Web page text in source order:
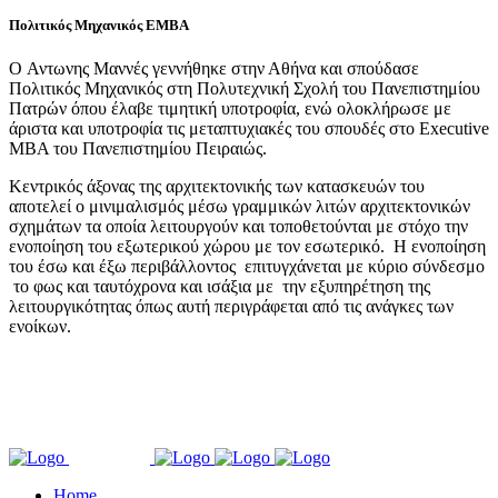
Πολιτικός Μηχανικός ΕΜΒΑ
O Αντωνης Μαννές γεννήθηκε στην Αθήνα και σπούδασε
Πολιτικός Μηχανικός στη Πολυτεχνική Σχολή του Πανεπιστημίου
Πατρών όπου έλαβε τιμητική υποτροφία, ενώ ολοκλήρωσε με
άριστα και υποτροφία τις μεταπτυχιακές του σπουδές στο Executive
MBA του Πανεπιστημίου Πειραιώς.
Κεντρικός άξονας της αρχιτεκτονικής των κατασκευών του
αποτελεί ο μινιμαλισμός μέσω γραμμικών λιτών αρχιτεκτονικών
σχημάτων τα οποία λειτουργούν και τοποθετούνται με στόχο την
ενοποίηση του εξωτερικού χώρου με τον εσωτερικό. H ενοποίηση
του έσω και έξω περιβάλλοντος επιτυγχάνεται με κύριο σύνδεσμο
το φως και ταυτόχρονα και ισάξια με την εξυπηρέτηση της
λειτουργικότητας όπως αυτή περιγράφεται από τις ανάγκες των
ενοίκων.